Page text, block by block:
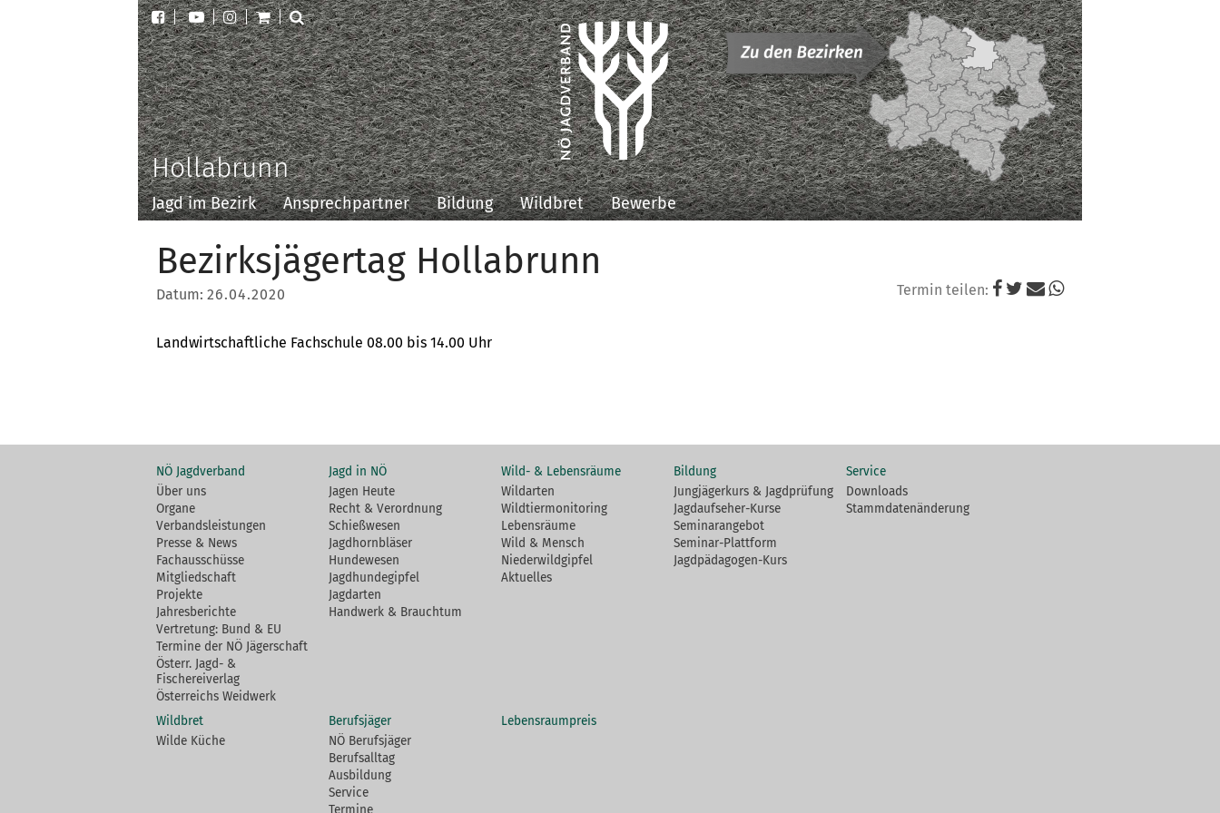
Hollabrunn
Jagd im Bezirk Ansprechpartner Bildung Wildbret Bewerbe
Bezirksjägertag Hollabrunn
Datum: 26.04.2020 Termin teilen:
Landwirtschaftliche Fachschule 08.00 bis 14.00 Uhr
NÖ Jagdverband
Über uns
Organe
Verbandsleistungen
Presse & News
Fachausschüsse
Mitgliedschaft
Projekte
Jahresberichte
Vertretung: Bund & EU
Termine der NÖ Jägerschaft
Österr. Jagd- &
Fischereiverlag
Österreichs Weidwerk
Jagd in NÖ
Jagen Heute
Recht & Verordnung
Schießwesen
Jagdhornbläser
Hundewesen
Jagdhundegipfel
Jagdarten
Handwerk & Brauchtum
Wild- & Lebensräume
Wildarten
Wildtiermonitoring
Lebensräume
Wild & Mensch
Niederwildgipfel
Aktuelles
Bildung
Jungjägerkurs & Jagdprüfung
Jagdaufseher-Kurse
Seminarangebot
Seminar-Plattform
Jagdpädagogen-Kurs
Service
Downloads
Stammdatenänderung
Wildbret
Wilde Küche
Berufsjäger
NÖ Berufsjäger
Berufsalltag
Ausbildung
Service
Termine
Lebensraumpreis